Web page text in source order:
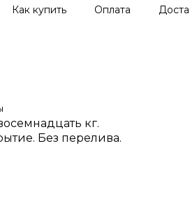
Как купить Оплата
кг.
Без перелива.